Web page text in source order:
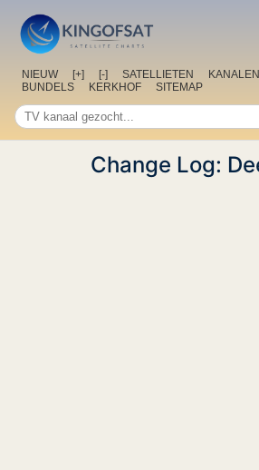
NIEUW [+] [-] SATELLIETEN KANALEN
BUNDELS
KERKHOF SITEMAP
Change Log: